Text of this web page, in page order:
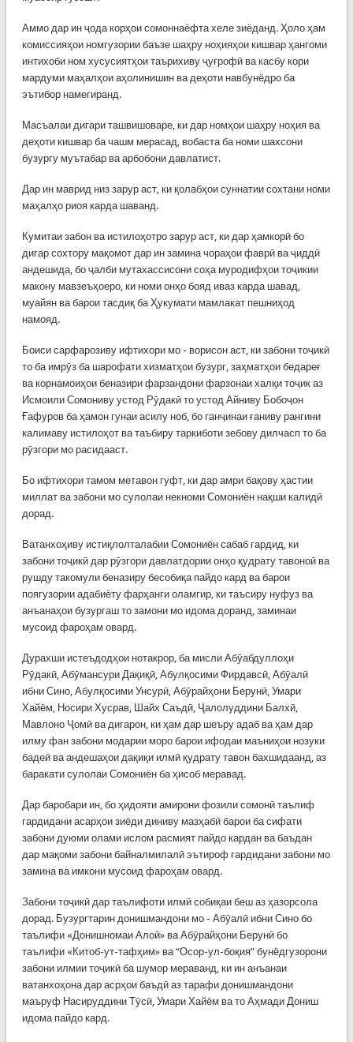
Аммо дар ин ҷода корҳои сомоннаёфта хеле зиёданд. Ҳоло ҳам
комиссияҳои номгузории баъзе шаҳру ноҳияҳои кишвар ҳангоми
интихоби ном хусусиятҳои таърихиву ҷуғрофӣ ва касбу кори
мардуми маҳалҳои аҳолинишин ва деҳоти навбунёдро ба
эътибор намегиранд.
Масъалаи дигари ташвишоваре, ки дар номҳои шаҳру ноҳия ва
деҳоти кишвар ба чашм мерасад, вобаста ба номи шахсони
бузургу муътабар ва арбобони давлатист.
Дар ин маврид низ зарур аст, ки қолабҳои суннатии сохтани номи
маҳалҳо риоя карда шаванд.
Кумитаи забон ва истилоҳотро зарур аст, ки дар ҳамкорӣ бо
дигар сохтору мақомот дар ин замина чораҳои фаврӣ ва ҷиддӣ
андешида, бо ҷалби мутахассисони соҳа муродифҳои тоҷикии
макону мавзеъҳоеро, ки номи онҳо бояд иваз карда шавад,
муайян ва барои тасдиқ ба Ҳукумати мамлакат пешниҳод
намояд.
Боиси сарфарозиву ифтихори мо - ворисон аст, ки забони тоҷикӣ
то ба имрӯз ба шарофати хизматҳои бузург, заҳматҳои бедареғ
ва корнамоиҳои беназири фарзандони фарзонаи халқи тоҷик аз
Исмоили Сомониву устод Рӯдакӣ то устод Айниву Бобоҷон
Ғафуров ба ҳамон гунаи асилу ноб, бо ганҷинаи ғаниву рангини
калимаву истилоҳот ва таъбиру таркиботи зебову дилчасп то ба
рӯзгори мо расидааст.
Бо ифтихори тамом метавон гуфт, ки дар амри бақову ҳастии
миллат ва забони мо сулолаи некноми Сомониён нақши калидӣ
дорад.
Ватанхоҳиву истиқлолталабии Сомониён сабаб гардид, ки
забони тоҷикӣ дар рӯзгори давлатдории онҳо қудрату тавоноӣ ва
рушду такомули беназиру бесобиқа пайдо кард ва барои
поягузории адабиёту фарҳанги оламгир, ки таъсиру нуфуз ва
анъанаҳои бузургаш то замони мо идома доранд, заминаи
мусоид фароҳам овард.
Дурахши истеъдодҳои нотакрор, ба мисли Абӯабдуллоҳи
Рӯдакӣ, Абӯмансури Дақиқӣ, Абулқосими Фирдавсӣ, Абӯалӣ
ибни Сино, Абулқосими Унсурӣ, Абӯрайҳони Берунӣ, Умари
Хайём, Носири Хусрав, Шайх Саъдӣ, Ҷалолуддини Балхӣ,
Мавлоно Ҷомӣ ва дигарон, ки ҳам дар шеъру адаб ва ҳам дар
илму фан забони модарии моро барои ифодаи маъниҳои нозуки
бадеӣ ва андешаҳои дақиқи илмӣ қудрату тавон бахшидаанд, аз
баракати сулолаи Сомониён ба ҳисоб меравад.
Дар баробари ин, бо ҳидояти амирони фозили сомонӣ таълиф
гардидани асарҳои зиёди диниву мазҳабӣ барои ба сифати
забони дуюми олами ислом расмият пайдо кардан ва баъдан
дар мақоми забони байналмилалӣ эътироф гардидани забони мо
замина ва имкони мусоид фароҳам овард.
Забони тоҷикӣ дар таълифоти илмӣ собиқаи беш аз ҳазорсола
дорад. Бузургтарин донишмандони мо - Абӯалӣ ибни Сино бо
таълифи «Донишномаи Алоӣ» ва Абӯрайҳони Берунӣ бо
таълифи «Китоб-ут-тафҳим» ва “Осор-ул-боқия” бунёдгузорони
забони илмии тоҷикӣ ба шумор мераванд, ки ин анъанаи
ватанхоҳона дар асрҳои баъдӣ аз тарафи донишмандони
маъруф Насируддини Тӯсӣ, Умари Хайём ва то Аҳмади Дониш
идома пайдо кард.